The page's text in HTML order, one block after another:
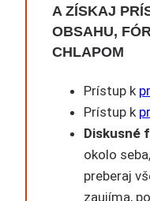
A ZÍSKAJ
OBSAHU,
CHLAPOM
Prístup k
Prístup k
Diskusné
okolo
preberaj
zaujíma,